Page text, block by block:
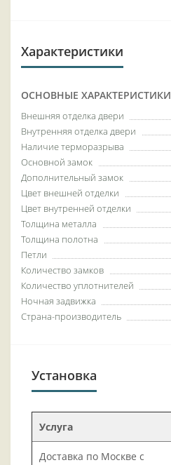
Характеристики
ОСНОВНЫЕ ХАРАКТЕРИСТИКИ
Внешняя отделка двери
Внутренняя отделка двери
Наличие терморазрыва
Основной замок
Дополнительный замок
Цвет внешней отделки
Цвет внутренней отделки
Толщина металла
Толщина полотна
Петли
Количество замков
Количество уплотнителей
Ночная задвижка
Страна-производитель
Установка
Услуга
Доставка по Москве с